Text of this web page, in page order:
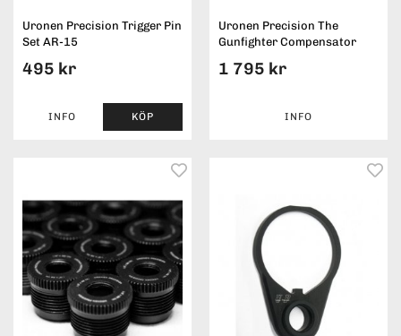
Uronen Precision Trigger Pin
Set AR-15
495 kr
INFO KÖP
Uronen Precision The
Gunfighter Compensator
1 795 kr
INFO